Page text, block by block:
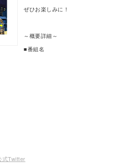
ぜひお楽しみに！
～概要詳細～
■番組名
式Twitter